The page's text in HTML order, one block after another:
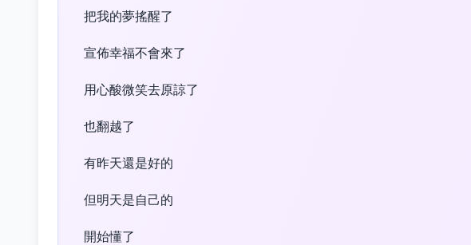
把我的夢搖醒了
宣佈幸福不會來了
用心酸微笑去原諒了
也翻越了
有昨天還是好的
但明天是自己的
開始懂了